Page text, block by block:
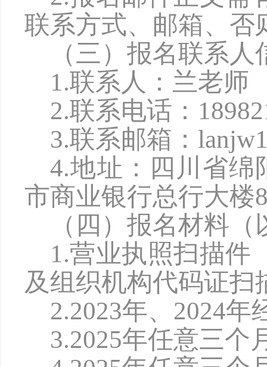
联系方式、邮箱、否
（三）报名联系人
1.联系人：兰老师
2.联系电话：
3.联系邮箱：
4.地址：四川省绵
市商业银行总行大楼
（四）报名材料
1.营业执照扫描件
及组织机构代码证扫
2.2023年、2024年
3.2025年任意三个